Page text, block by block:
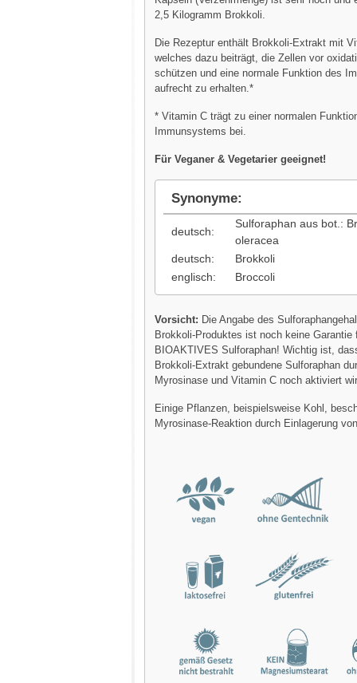
2,5 Kilogramm Brokkoli.
Die Rezeptur enthält Brokkoli-Extrakt mit
welches dazu beiträgt, die Zellen vor
schützen und eine normale Funktion des
aufrecht zu erhalten.*
* Vitamin C trägt zu einer normalen
Immunsystems bei.
Für Veganer & Vegetarier geeignet!
Synonyme:
deutsch:
Sulforaphan aus bot.:
oleracea
deutsch:
Brokkoli
englisch:
Broccoli
Vorsicht: Die Angabe des
Brokkoli-Produktes ist noch keine Garantie
BIOAKTIVES Sulforaphan! Wichtig ist,
Brokkoli-Extrakt gebundene Sulforaphan
Myrosinase und Vitamin C noch aktiviert
Einige Pflanzen, beispielsweise Kohl,
Myrosinase-Reaktion durch Einlagerung